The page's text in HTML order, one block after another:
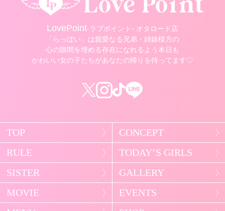
LovePoint-ラブポイント- オタロード店
「らっぽい」は親愛なる兄弟・姉妹様方の
心の隙間を埋める存在になれるよう本日も
かわいい女の子たちがあなたの帰りを待ってます♡
TOP
CONCEPT
RULE
TODAY’S GIRLS
SISTER
GALLERY
MOVIE
EVENTS